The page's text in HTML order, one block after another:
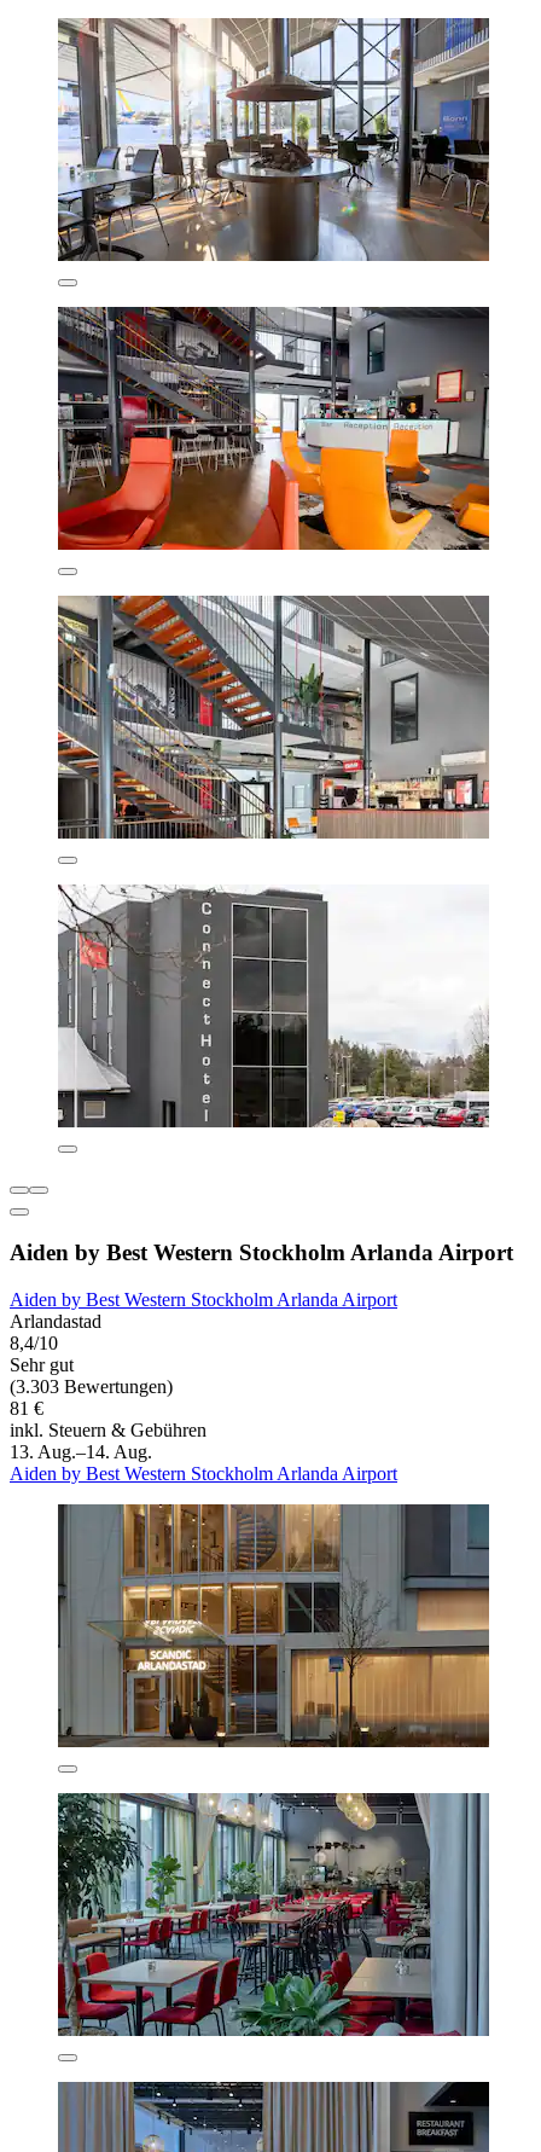
Aiden by Best Western Stockholm Arlanda Airport
Aiden by Best Western Stockholm Arlanda Airport
Arlandastad
8,4/10
Sehr gut
(3.303 Bewertungen)
81 €
inkl. Steuern & Gebühren
13. Aug.–14. Aug.
Aiden by Best Western Stockholm Arlanda Airport